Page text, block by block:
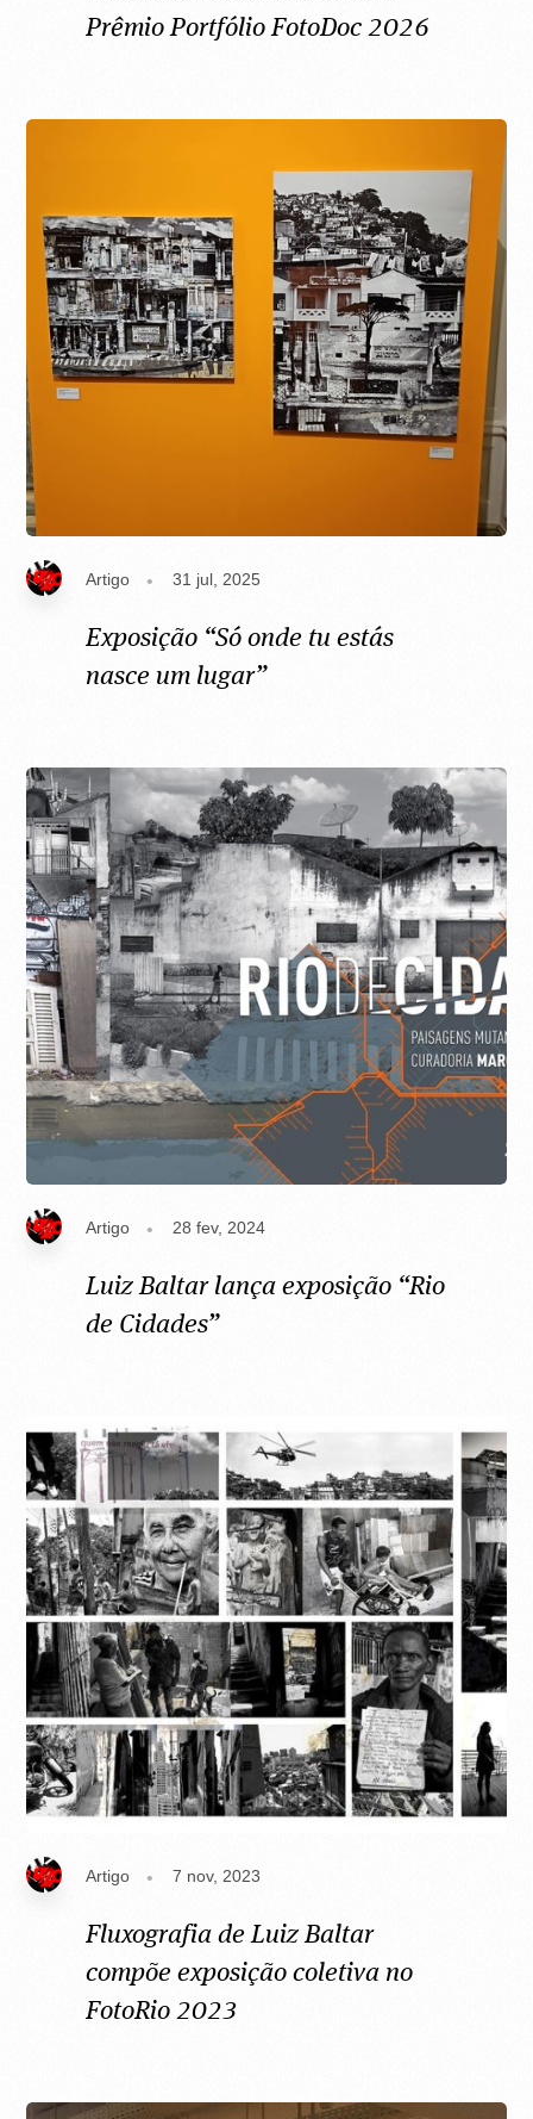
Prêmio Portfólio FotoDoc 2026
Artigo 31 jul, 2025
Exposição “Só onde tu estás
nasce um lugar”
Artigo 28 fev, 2024
Luiz Baltar lança exposição “Rio
de Cidades”
Artigo 7 nov, 2023
Fluxografia de Luiz Baltar
compõe exposição coletiva no
FotoRio 2023